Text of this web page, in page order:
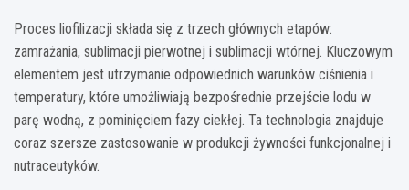
Proces liofilizacji składa się z trzech głównych etapów:
zamrażania, sublimacji pierwotnej i sublimacji wtórnej. Kluczowym
elementem jest utrzymanie odpowiednich warunków ciśnienia i
temperatury, które umożliwiają bezpośrednie przejście lodu w
parę wodną, z pominięciem fazy ciekłej. Ta technologia znajduje
coraz szersze zastosowanie w produkcji żywności funkcjonalnej i
nutraceutyków.